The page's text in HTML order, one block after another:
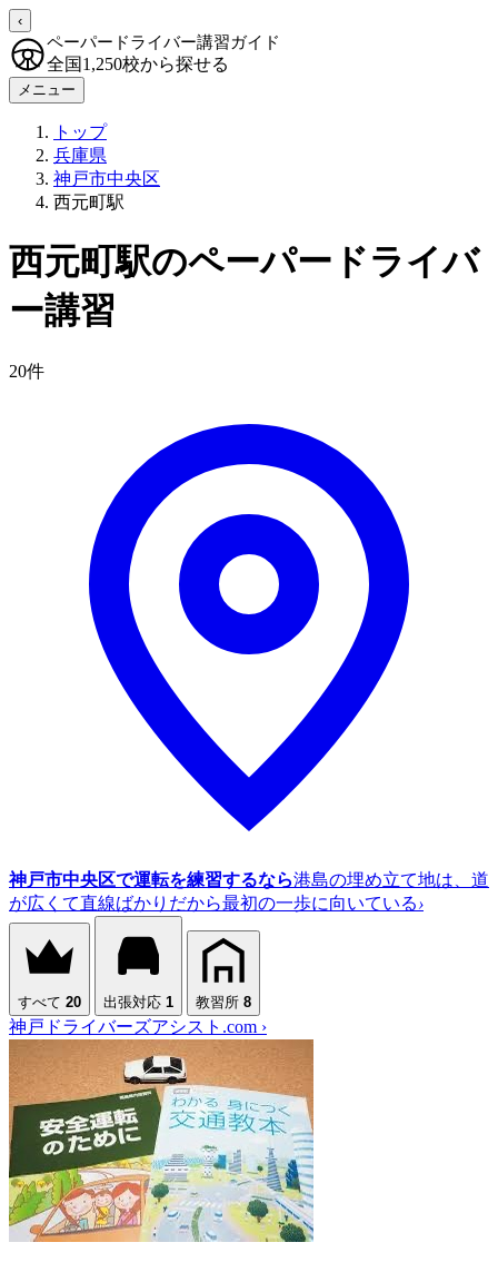
‹
ペーパードライバー講習ガイド
全国1,250校から探せる
メニュー
トップ
兵庫県
神戸市中央区
西元町駅
西元町駅のペーパードライバ
ー講習
20件
神戸市中央区で運転を練習するなら港島の埋め立て地は、道
が広くて直線ばかりだから最初の一歩に向いている›
すべて 20 出張対応 1 教習所 8
神戸ドライバーズアシスト.com ›